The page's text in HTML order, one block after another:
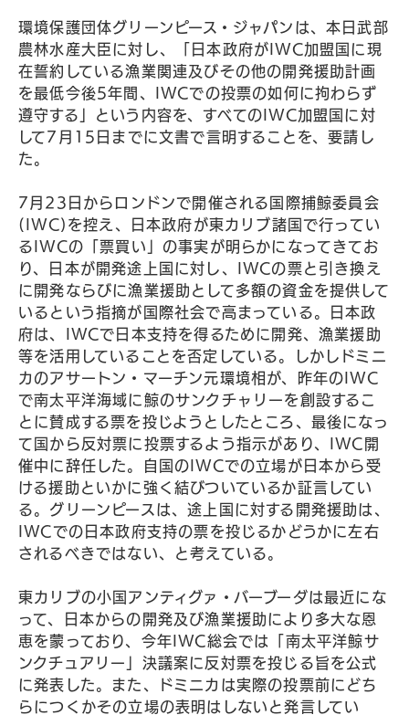
環境保護団体グリーンピース・ジャパンは、本日武部
農林水産大臣に対し、「日本政府がIWC加盟国に現
在誓約している漁業関連及びその他の開発援助計画
を最低今後5年間、IWCでの投票の如何に拘わらず
遵守する」という内容を、すべてのIWC加盟国に対
して7月15日までに文書で言明することを、要請し
た。
7月23日からロンドンで開催される国際捕鯨委員会
(IWC)を控え、日本政府が東カリブ諸国で行ってい
るIWCの「票買い」の事実が明らかになってきてお
り、日本が開発途上国に対し、IWCの票と引き換え
に開発ならびに漁業援助として多額の資金を提供して
いるという指摘が国際社会で高まっている。日本政
府は、IWCで日本支持を得るために開発、漁業援助
等を活用していることを否定している。しかしドミニ
カのアサートン・マーチン元環境相が、昨年のIWC
で南太平洋海域に鯨のサンクチャリーを創設するこ
とに賛成する票を投じようとしたところ、最後になっ
て国から反対票に投票するよう指示があり、IWC開
催中に辞任した。自国のIWCでの立場が日本から受
ける援助といかに強く結びついているか証言してい
る。グリーンピースは、途上国に対する開発援助は、
IWCでの日本政府支持の票を投じるかどうかに左右
されるべきではない、と考えている。
東カリブの小国アンティグァ・バーブーダは最近にな
って、日本からの開発及び漁業援助により多大な恩
恵を蒙っており、今年IWC総会では「南太平洋鯨サ
ンクチュアリー」決議案に反対票を投じる旨を公式
に発表した。また、ドミニカは実際の投票前にどち
らにつくかその立場の表明はしないと発言してい